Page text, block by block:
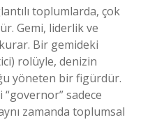
toplumlarda, çok
Gemi, liderlik ve
Bir gemideki
rolüyle, denizin
yöneten bir figürdür.
sadece
zamanda toplumsal